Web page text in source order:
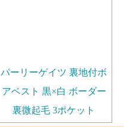
パーリーゲイツ 裏地付ボ
アベスト 黒×白 ボーダー
裏微起毛 3ポケット